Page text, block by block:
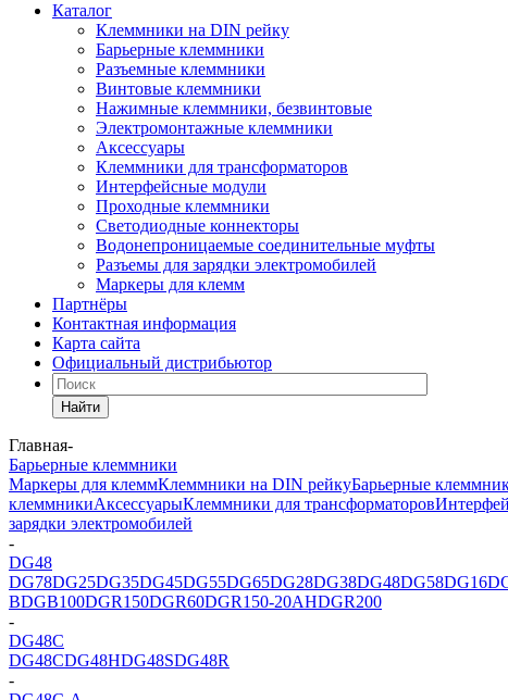
Каталог
Клеммники на DIN рейку
Барьерные клеммники
Разъемные клеммники
Винтовые клеммники
Нажимные клеммники, безвинтовые
Электромонтажные клеммники
Аксессуары
Клеммники для трансформаторов
Интерфейсные модули
Проходные клеммники
Светодиодные коннекторы
Водонепроницаемые соединительные муфты
Разъемы для зарядки электромобилей
Маркеры для клемм
Партнёры
Контактная информация
Карта сайта
Официальный дистрибьютор
Найти
Главная-
Барьерные клеммники
Маркеры для клеммКлеммники на DIN рейкуБарьерные
клеммникиАксессуарыКлеммники для трансформаторов
зарядки электромобилей
-
DG48
DG78DG25DG35DG45DG55DG65DG28DG38DG48DG58DG16
BDGB100DGR150DGR60DGR150-20AHDGR200
-
DG48C
DG48CDG48HDG48SDG48R
-